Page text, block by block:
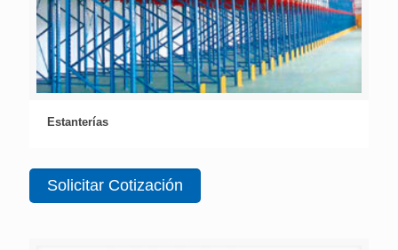
Estanterías
Solicitar Cotización